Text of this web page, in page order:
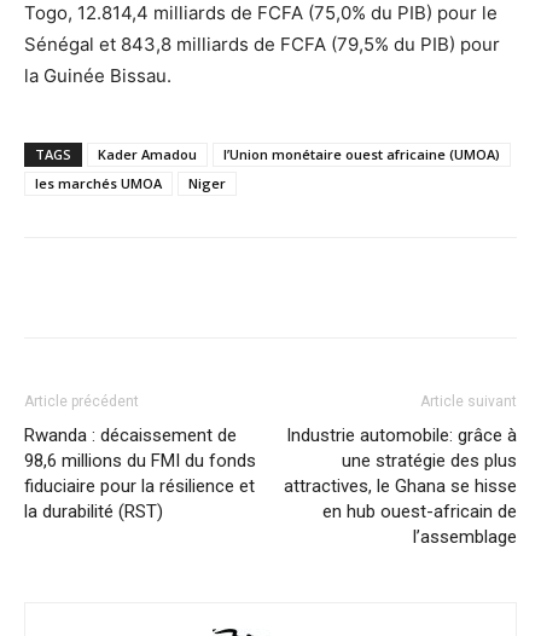
Togo, 12.814,4 milliards de FCFA (75,0% du PIB) pour le
Sénégal et 843,8 milliards de FCFA (79,5% du PIB) pour
la Guinée Bissau.
TAGS Kader Amadou
l’Union monétaire ouest africaine (UMOA)
les marchés UMOA
Niger
Article précédent
Rwanda : décaissement de
98,6 millions du FMI du fonds
fiduciaire pour la résilience et
la durabilité (RST)
Article suivant
Industrie automobile: grâce à
une stratégie des plus
attractives, le Ghana se hisse
en hub ouest-africain de
l’assemblage